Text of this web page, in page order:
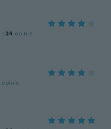
· 24 opinie
opinie